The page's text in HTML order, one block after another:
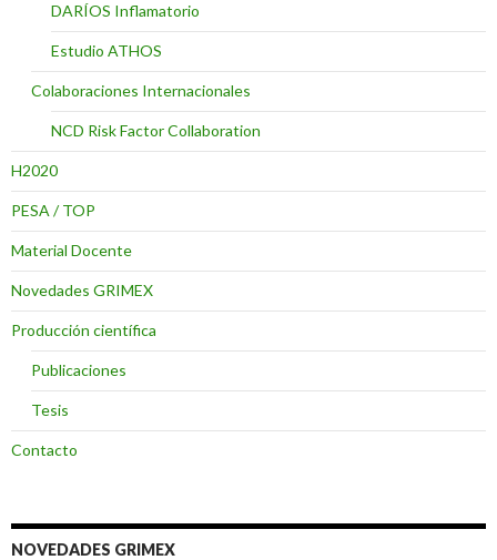
DARÍOS Inflamatorio
Estudio ATHOS
Colaboraciones Internacionales
NCD Risk Factor Collaboration
H2020
PESA / TOP
Material Docente
Novedades GRIMEX
Producción científica
Publicaciones
Tesis
Contacto
NOVEDADES GRIMEX